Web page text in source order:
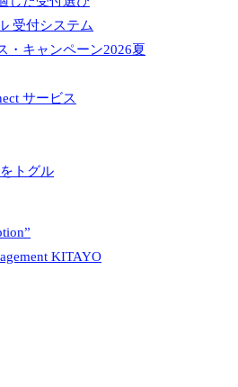
受付システム
・キャンペーン2026夏
サービス
トグル
KITAYO